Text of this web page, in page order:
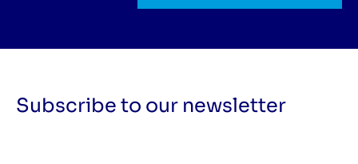
Subscribe to our newsletter